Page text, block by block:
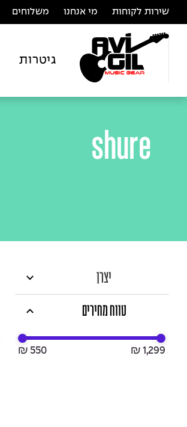
שירות לקוחות מי אנחנו משלוחים
גיטרות
shure
יצרן
טווח מחירים
₪ 550 ₪ 1,299